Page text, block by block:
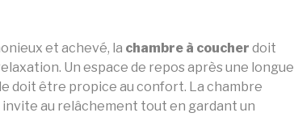
et achevé, la chambre à coucher doit
Un espace de repos après une longue
doit être propice au confort. La chambre
au relâchement tout en gardant un